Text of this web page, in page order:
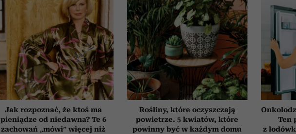
Jak rozpoznać, że ktoś ma
pieniądze od niedawna? Te 6
zachowań „mówi” więcej niż
Rośliny, które oczyszczają
powietrze. 5 kwiatów, które
powinny być w każdym domu
Ten
z